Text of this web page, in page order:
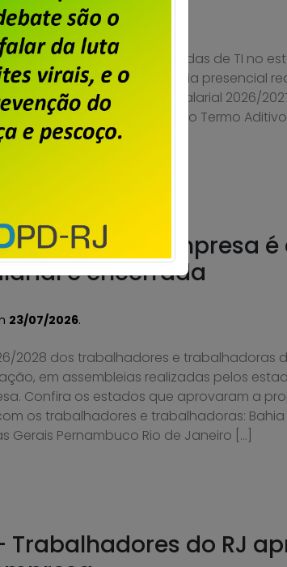
24/07/2026.
em empresas privadas de TI no
(23/07), em assembleia presencial
da Campanha Salarial 2026/
esse ano será negociado o Termo
Proposta da empresa
é encerrada
23/07/2026.
2028 dos trabalhadores e trabalhadoras
em assembleias realizadas pelos
Confira os estados que aprovaram a
os trabalhadores e trabalhadoras: Bahia
Gerais Pernambuco Rio de Janeiro […]
Trabalhadores do RJ